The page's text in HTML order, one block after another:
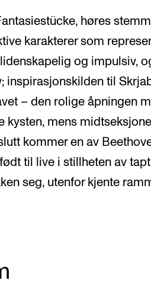
høres
karakterer som
og impulsiv,
inspirasjonskilden til
– den rolige åpningen
kysten, mens
kommer en av
til live i stillheten av
seg, utenfor kjente